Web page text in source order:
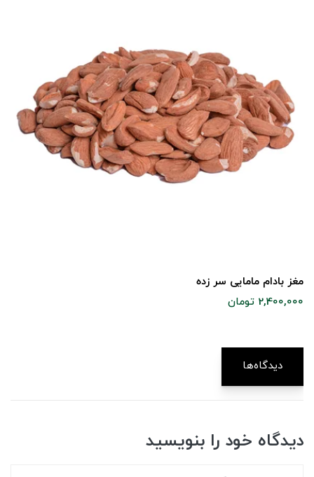
مغز بادام مامایی سر زده
2,400,000 تومان
دیدگاه‌ها
دیدگاه خود را بنویسید